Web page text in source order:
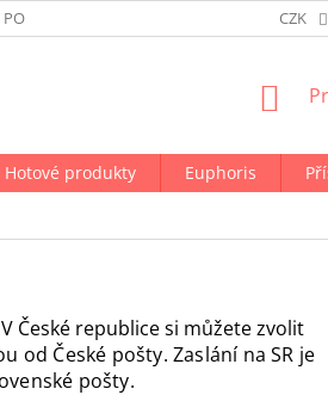
PODMÍNKY OCHRANY OSOBNÍCH ÚDAJŮCZK
Hotové produkty Euphoris
V České republice si můžete zvolit
od České pošty. Zaslání na SR je
pošty.